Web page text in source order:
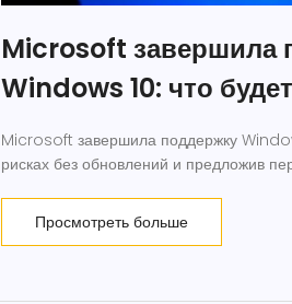
Microsoft завершила
Windows 10: что
Microsoft завершила поддержку
рисках без обновлений и предложив
Просмотреть больше